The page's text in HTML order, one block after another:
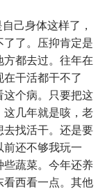
己身体这样了，
了了。压抑肯定是
都去过。往年在
干活都干不了
这个病。只要把这
这几年就是咳，老
去找活干。还是要
前还不够我玩一
些蔬菜。今年还养
看西看一点。其他